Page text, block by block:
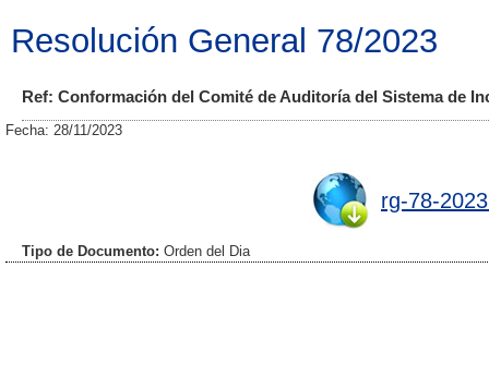
Resolución General 78/2023
Ref: Conformación del Comité de Auditoría del Sistema de
Fecha: 28/11/2023
rg-78-
Tipo de Documento: Orden del Dia